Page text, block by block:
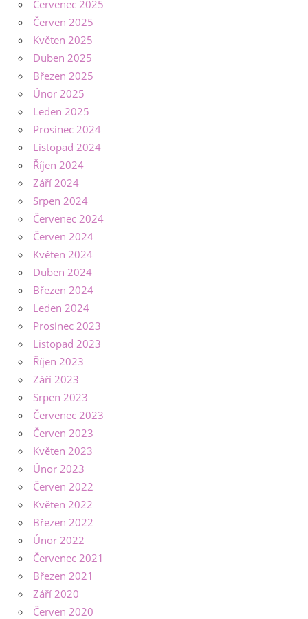
Červenec 2025
Červen 2025
Květen 2025
Duben 2025
Březen 2025
Únor 2025
Leden 2025
Prosinec 2024
Listopad 2024
Říjen 2024
Září 2024
Srpen 2024
Červenec 2024
Červen 2024
Květen 2024
Duben 2024
Březen 2024
Leden 2024
Prosinec 2023
Listopad 2023
Říjen 2023
Září 2023
Srpen 2023
Červenec 2023
Červen 2023
Květen 2023
Únor 2023
Červen 2022
Květen 2022
Březen 2022
Únor 2022
Červenec 2021
Březen 2021
Září 2020
Červen 2020